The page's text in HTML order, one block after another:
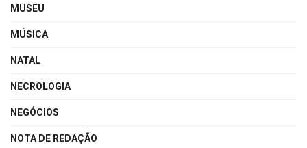
MUSEU
MÚSICA
NATAL
NECROLOGIA
NEGÓCIOS
NOTA DE REDAÇÃO